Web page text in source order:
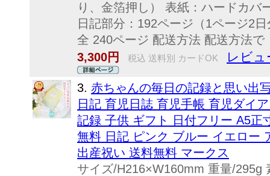
り、金箔押し） 表紙：ハードカバ
日記部分：192ページ（1ページ2
全 240ページ 配送方法 配送方法で
3,300円
税込 送料別 カードOK レビュ
3. 赤ちゃんの毎日の記録と思い出
日記 育児日誌 育児手帳 育児ダイ
記録 子供 ギフト 日付フリー A5正
無料 日記 ピンク ブルー イエロー
出産祝い 送料無料 マークス
サイズ/H216×W160mm 重量/